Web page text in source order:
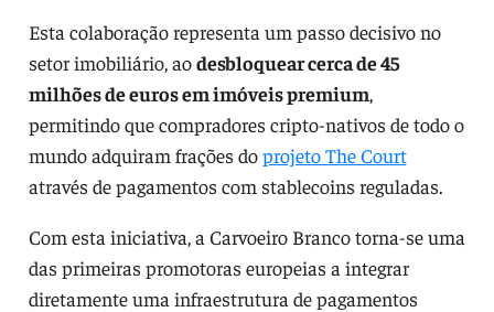
Esta colaboração representa um passo decisivo no
setor imobiliário, aodesbloquear cerca de 45
milhões de euros em imóveis premium,
permitindo que compradores cripto-nativos de todo o
mundo adquiram frações doprojeto The Court
através de pagamentos com stablecoins reguladas.
Com esta iniciativa, a Carvoeiro Branco torna-se uma
das primeiras promotoras europeias a integrar
diretamente uma infraestrutura de pagamentos